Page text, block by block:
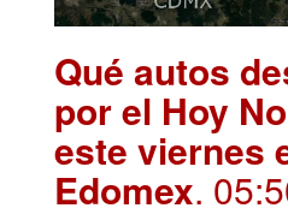
Qué autos
por el Hoy
este viernes
Edomex.